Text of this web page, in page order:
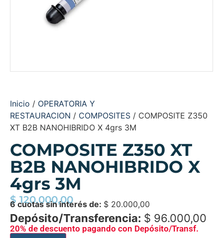
Inicio / OPERATORIA Y
RESTAURACION / COMPOSITES / COMPOSITE Z350
XT B2B NANOHIBRIDO X 4grs 3M
COMPOSITE Z350 XT
B2B NANOHIBRIDO X
4grs 3M
$ 120.000,00
6 cuotas sin interés de: $ 20.000,00
Depósito/Transferencia: $ 96.000,00
20% de descuento pagando con Depósito/Transf.